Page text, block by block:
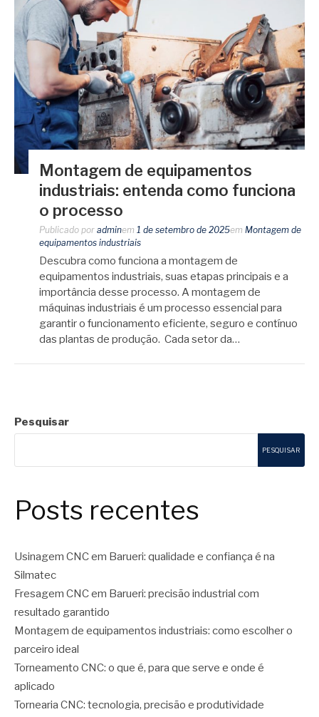
Montagem de equipamentos
industriais: entenda como funciona
o processo
Publicado por adminem 1 de setembro de 2025em Montagem de
equipamentos industriais
Descubra como funciona a montagem de
equipamentos industriais, suas etapas principais e a
importância desse processo. A montagem de
máquinas industriais é um processo essencial para
garantir o funcionamento eficiente, seguro e contínuo
das plantas de produção. Cada setor da…
Pesquisar
PESQUISAR
Posts recentes
Usinagem CNC em Barueri: qualidade e confiança é na
Silmatec
Fresagem CNC em Barueri: precisão industrial com
resultado garantido
Montagem de equipamentos industriais: como escolher o
parceiro ideal
Torneamento CNC: o que é, para que serve e onde é
aplicado
Tornearia CNC: tecnologia, precisão e produtividade